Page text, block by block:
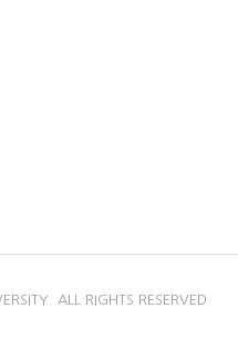
ALL RIGHTS RESERVED